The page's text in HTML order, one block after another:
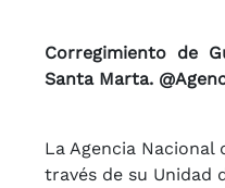
Corregimiento de
Santa Marta.
La Agencia Nacional
través de su Unidad